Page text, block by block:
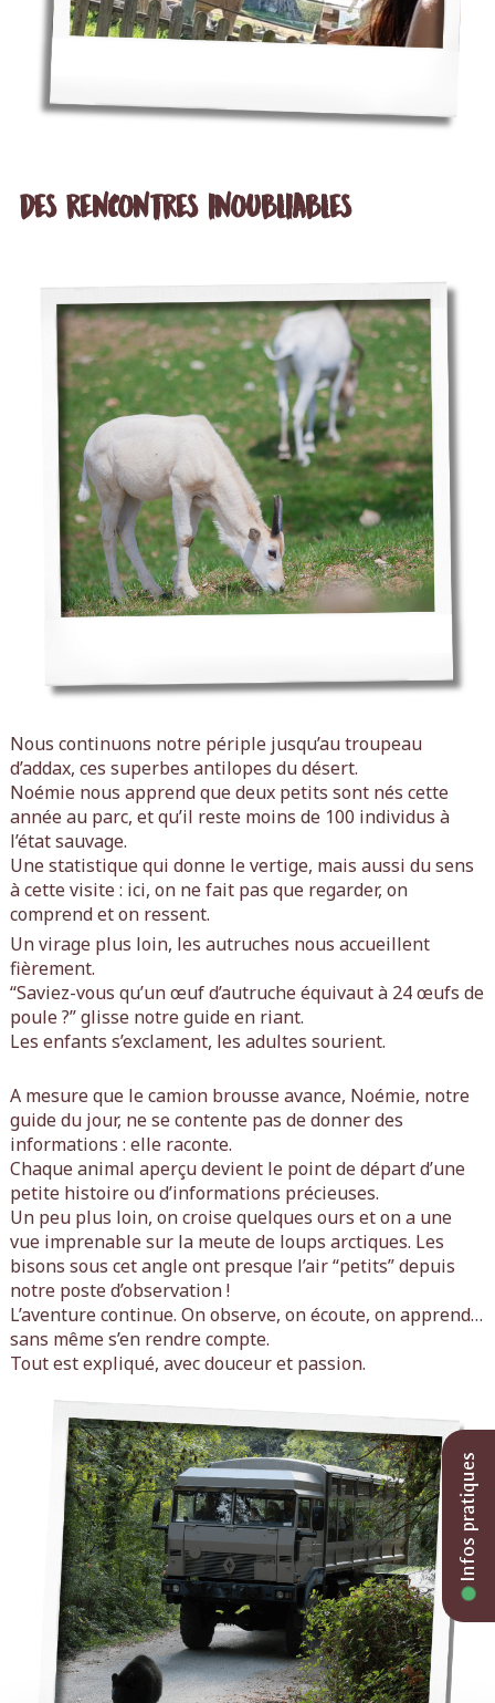
Des rencontres inoubliables
Nous continuons notre périple jusqu’au troupeau
d’addax, ces superbes antilopes du désert.
Noémie nous apprend que deux petits sont nés cette
année au parc, et qu’il reste moins de 100 individus à
l’état sauvage.
Une statistique qui donne le vertige, mais aussi du sens
à cette visite : ici, on ne fait pas que regarder, on
comprend et on ressent.
Un virage plus loin, les autruches nous accueillent
fièrement.
“Saviez-vous qu’un œuf d’autruche équivaut à 24 œufs de
poule ?” glisse notre guide en riant.
Les enfants s’exclament, les adultes sourient.
A mesure que le camion brousse avance, Noémie, notre
guide du jour, ne se contente pas de donner des
informations : elle raconte.
Chaque animal aperçu devient le point de départ d’une
petite histoire ou d’informations précieuses.
Un peu plus loin, on croise quelques ours et on a une
vue imprenable sur la meute de loups arctiques. Les
bisons sous cet angle ont presque l’air “petits” depuis
notre poste d’observation !
L’aventure continue. On observe, on écoute, on apprend…
sans même s’en rendre compte.
Tout est expliqué, avec douceur et passion.
Infos pratiques